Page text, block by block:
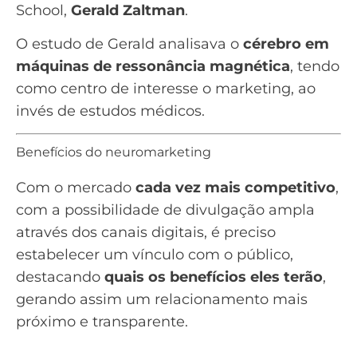
School, Gerald Zaltman.
O estudo de Gerald analisava o cérebro em
máquinas de ressonância magnética, tendo
como centro de interesse o marketing, ao
invés de estudos médicos.
Benefícios do neuromarketing
Com o mercado cada vez mais competitivo,
com a possibilidade de divulgação ampla
através dos canais digitais, é preciso
estabelecer um vínculo com o público,
destacando quais os benefícios eles terão,
gerando assim um relacionamento mais
próximo e transparente.